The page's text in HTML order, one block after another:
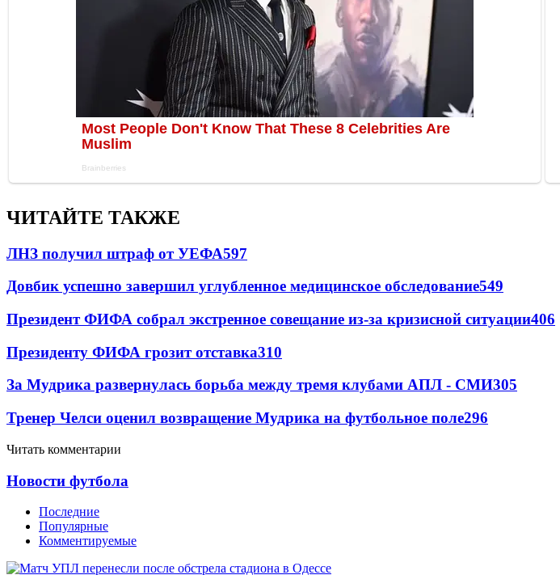
ЧИТАЙТЕ ТАКЖЕ
ЛНЗ получил штраф от УЕФА597
Довбик успешно завершил углубленное медицинское обследование549
Президент ФИФА собрал экстренное совещание из-за кризисной ситуации406
Президенту ФИФА грозит отставка310
За Мудрика развернулась борьба между тремя клубами АПЛ - СМИ305
Тренер Челси оценил возвращение Мудрика на футбольное поле296
Читать комментарии
Новости футбола
Последние
Популярные
Комментируемые